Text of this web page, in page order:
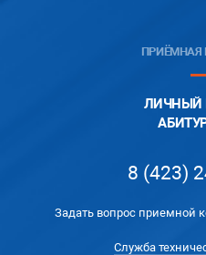
ЛИЧНЫЙ
8 (423)
Задать вопрос приемной
Служба